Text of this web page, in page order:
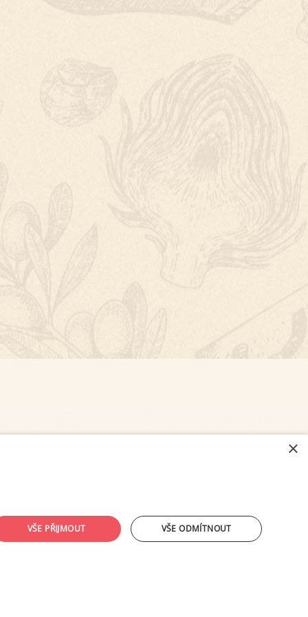
×
VŠE PŘIJMOUT VŠE ODMÍTNOUT